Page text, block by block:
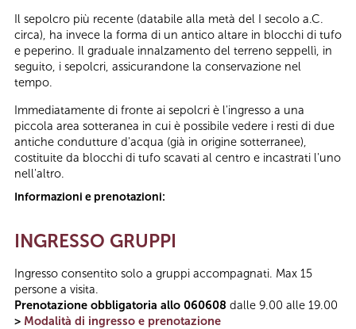
Il sepolcro più recente (databile alla metà del I secolo a.C.
circa), ha invece la forma di un antico altare in blocchi di tufo
e peperino. Il graduale innalzamento del terreno seppellì, in
seguito, i sepolcri, assicurandone la conservazione nel
tempo.
Immediatamente di fronte ai sepolcri è l'ingresso a una
piccola area sotteranea in cui è possibile vedere i resti di due
antiche condutture d'acqua (già in origine sotterranee),
costituite da blocchi di tufo scavati al centro e incastrati l'uno
nell'altro.
Informazioni e prenotazioni:
INGRESSO GRUPPI
Ingresso consentito solo a gruppi accompagnati. Max 15
persone a visita.
Prenotazione obbligatoria allo 060608 dalle 9.00 alle 19.00
> Modalità di ingresso e prenotazione